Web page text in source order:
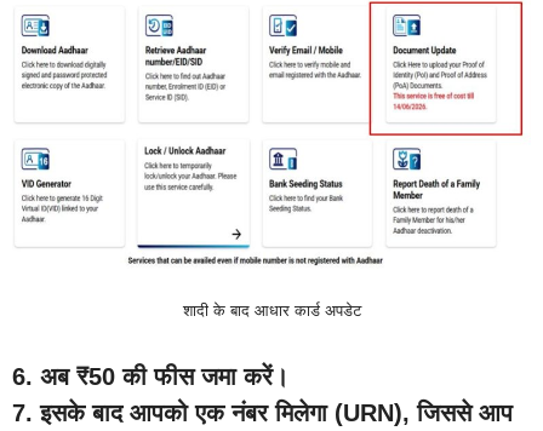
शादी के बाद आधार कार्ड अपडेट
6. अब ₹50 की फीस जमा करें।
7. इसके बाद आपको एक नंबर मिलेगा (URN), जिससे आप